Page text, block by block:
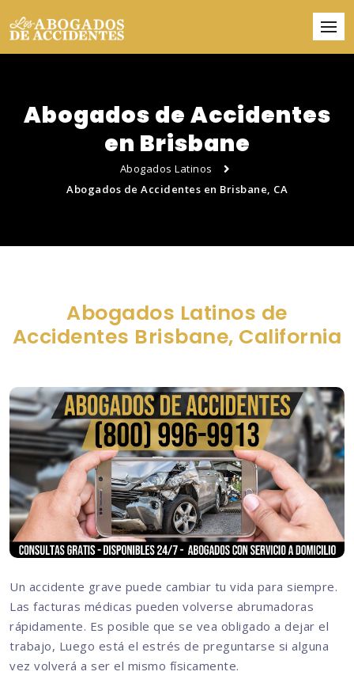
Abogados de Accidentes
en Brisbane
Abogados Latinos
Abogados de Accidentes en Brisbane, CA
Abogados Latinos de
Accidentes Brisbane, California
Un accidente grave puede cambiar tu vida para siempre.
Las facturas médicas pueden volverse abrumadoras
rápidamente. Es posible que se vea obligado a dejar el
trabajo, Luego está el estrés de preguntarse si alguna
vez volverá a ser el mismo físicamente.